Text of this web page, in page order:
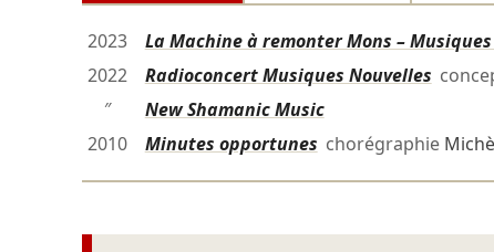
2023
La Machine à remonter Mons –
2022
Radioconcert Musiques Nouvelles
″
New Shamanic Music
2010
Minutes opportunes chorégraphie